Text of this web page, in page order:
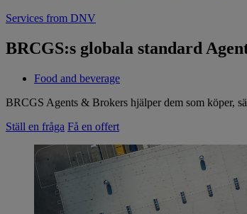
Services from DNV
BRCGS:s globala standard
Food and beverage
BRCGS Agents & Brokers hjälper dem som köper,
Ställ en fråga Få en offert